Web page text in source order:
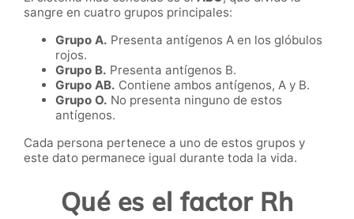
sangre en cuatro grupos principales:
Grupo A. Presenta antígenos A en los glóbulos
rojos.
Grupo B. Presenta antígenos B.
Grupo AB. Contiene ambos antígenos, A y B.
Grupo O. No presenta ninguno de estos
antígenos.
Cada persona pertenece a uno de estos grupos y
este dato permanece igual durante toda la vida.
Qué es el factor Rh